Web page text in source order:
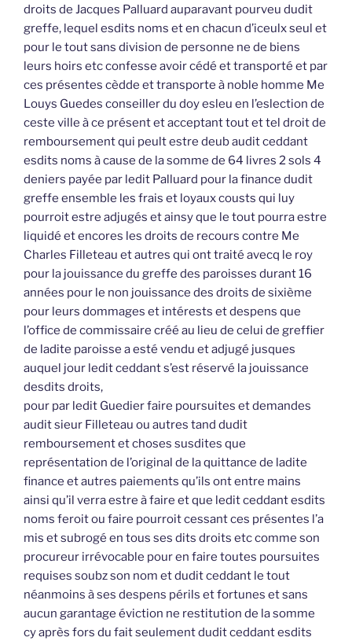
droits de Jacques Palluard auparavant pourveu dudit
greffe, lequel esdits noms et en chacun d’iceulx seul et
pour le tout sans division de personne ne de biens
leurs hoirs etc confesse avoir cédé et transporté et par
ces présentes cèdde et transporte à noble homme Me
Louys Guedes conseiller du doy esleu en l’eslection de
ceste ville à ce présent et acceptant tout et tel droit de
remboursement qui peult estre deub audit ceddant
esdits noms à cause de la somme de 64 livres 2 sols 4
deniers payée par ledit Palluard pour la finance dudit
greffe ensemble les frais et loyaux cousts qui luy
pourroit estre adjugés et ainsy que le tout pourra estre
liquidé et encores les droits de recours contre Me
Charles Filleteau et autres qui ont traité avecq le roy
pour la jouissance du greffe des paroisses durant 16
années pour le non jouissance des droits de sixième
pour leurs dommages et intérests et despens que
l’office de commissaire créé au lieu de celui de greffier
de ladite paroisse a esté vendu et adjugé jusques
auquel jour ledit ceddant s’est réservé la jouissance
desdits droits,
pour par ledit Guedier faire poursuites et demandes
audit sieur Filleteau ou autres tand dudit
remboursement et choses susdites que
représentation de l’original de la quittance de ladite
finance et autres paiements qu’ils ont entre mains
ainsi qu’il verra estre à faire et que ledit ceddant esdits
noms feroit ou faire pourroit cessant ces présentes l’a
mis et subrogé en tous ses dits droits etc comme son
procureur irrévocable pour en faire toutes poursuites
requises soubz son nom et dudit ceddant le tout
néanmoins à ses despens périls et fortunes et sans
aucun garantage éviction ne restitution de la somme
cy après fors du fait seulement dudit ceddant esdits